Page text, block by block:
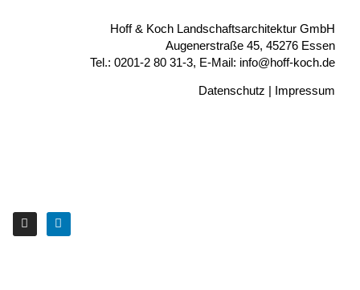
Hoff & Koch Landschaftsarchitektur GmbH
Augenerstraße 45, 45276 Essen
Tel.: 0201-2 80 31-3, E-Mail: info@hoff-koch.de
Datenschutz | Impressum